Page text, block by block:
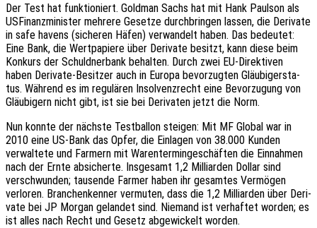
Der Test hat funk­tio­niert. Gold­man Sachs hat mit Hank Paul­son als
USFi­nanz­mi­nis­ter mehre­re Geset­ze durch­brin­gen lassen, die Deri­va­te
in safe havens (siche­ren Häfen) verwan­delt haben. Das bedeu­tet:
Eine Bank, die Wert­pa­pie­re über Deri­va­te besitzt, kann diese beim
Konkurs der Schuld­ner­bank behal­ten. Durch zwei EU-Direk­ti­ven
haben Deri­va­te-Besit­zer auch in Europa bevor­zug­ten Gläu­bi­ger­sta­
tus. Während es im regu­lä­ren Insol­venz­recht eine Bevor­zu­gung von
Gläu­bi­gern nicht gibt, ist sie bei Deri­va­ten jetzt die Norm.
Nun konnte der nächs­te Test­bal­lon stei­gen: Mit MF Global war in
2010 eine US-Bank das Opfer, die Einla­gen von 38.000 Kunden
verwal­te­te und Farmern mit Waren­ter­min­ge­schäf­ten die Einnah­men
nach der Ernte absi­cher­te. Insge­samt 1,2 Milli­ar­den Dollar sind
verschwun­den; tausen­de Farmer haben ihr gesam­tes Vermö­gen
verlo­ren. Bran­chen­ken­ner vermu­ten, dass die 1,2 Milli­ar­den über Deri­
va­te bei JP Morgan gelan­det sind. Niemand ist verhaf­tet worden; es
ist alles nach Recht und Gesetz abge­wi­ckelt worden.